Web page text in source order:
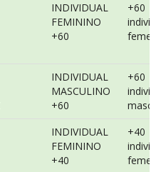
INDIVIDUAL
FEMININO
+60
+60
INDIVIDUAL
MASCULINO
+60
+60
INDIVIDUAL
FEMININO
+40
+40